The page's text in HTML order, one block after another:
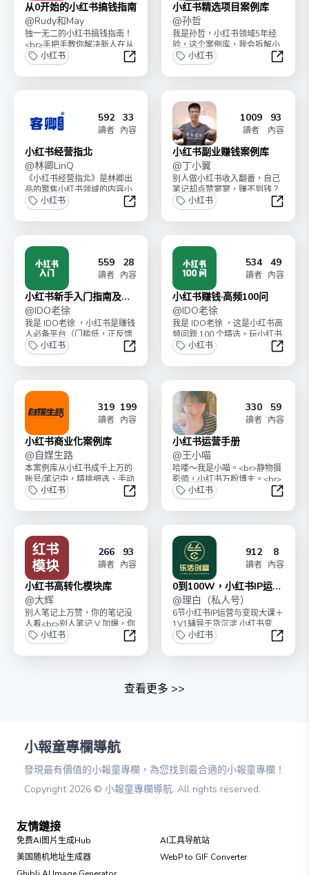
从0开始的小红书搞钱指南
@Rudy和May
独一无二的小红书搞钱指南！
<br>手把手教你解决新人在从
0到1的阶段，最容易卡住的那
些问题：1. 了...
小红书
从0开始的小红书搞钱指南
小红书精选项目案例库
@孙哲
我是孙哲，小红书领域5年经
验，这个案例库，我会拆解小
红书各类型可复制能赚钱的项
目玩法。（全网独家）经...
小红书
小红
592
讀者
33
內容
小红书经营指北
@林卿LinQ
《小红书经营指北》是林卿出
品的聚焦小红书领域的内容小
册，系统性地撰写小红书领域
的全版块内容，辅助你经...
小红书
小红书经营指北
1009
讀者
93
內容
小红书副业赚钱案例库
@丁小翼
别人做小红书收入翻番，自己
笔记却点赞寥寥，赚不到钱？
为帮你快速起步，小翼精选了
88个做小红书必看的赚...
小红书
小红
559
讀者
28
內容
小红书新手入门指南及误
区
@IDO老徐
我是 IDO老徐 ，小红书是赚钱
人必备平台（门槛低，正反馈
快，低粉商业化）。太多同学
玩小红书一直不得...
小红书
小红书新手入门指南及误区
534
讀者
49
內容
小红书赚钱·高频100问
@IDO老徐
我是 IDO老徐 ，这是小红书高
频问题 100 个精选。玩小红书
一定会遇到这些问题，我的一
些解决建议...
小红书
小红
319
讀者
199
內容
小红书商业化案例库
@自媒生路
本案例库从小红书成千上万的
账号/笔记中，精挑细选、手动
拆解出了150+有商业价值、可
直接复制学习的真...
小红书
小红书商业化案例库
330
讀者
59
內容
小红书运营手册
@王小喵
哈喽～我是小喵。<br>静物摄
影师，小红书万粉博主。<br>
通过小红书变现20w+<br>知
名品牌合...
小红书
小红
266
讀者
93
內容
小红书高转化模块库
@大辉
别人笔记上万赞，你的笔记没
人看<br>别人笔记 V 加爆，你
的笔记看完走<br>别人笔记有
钱赚，你的...
小红书
小红书高转化模块库
912
讀者
8
內容
0到100W，小红书IP运营
与变现
@理白（私人号）
6节小红书IP运营与变现大课＋
1V1辅导干货沉淀 小红书变
现，一起赚取第一桶金！乐活
创富出品。第一...
小红书
0到
查看更多 >>
小報童專欄導航
發現最有價值的小報童專欄，為您找到最合適的小報童專欄！
Copyright 2026 © 小報童專欄導航. All rights reserved.
友情鏈接
免费AI图片生成Hub
AI工具导航站
美国随机地址生成器
WebP to GIF Converter